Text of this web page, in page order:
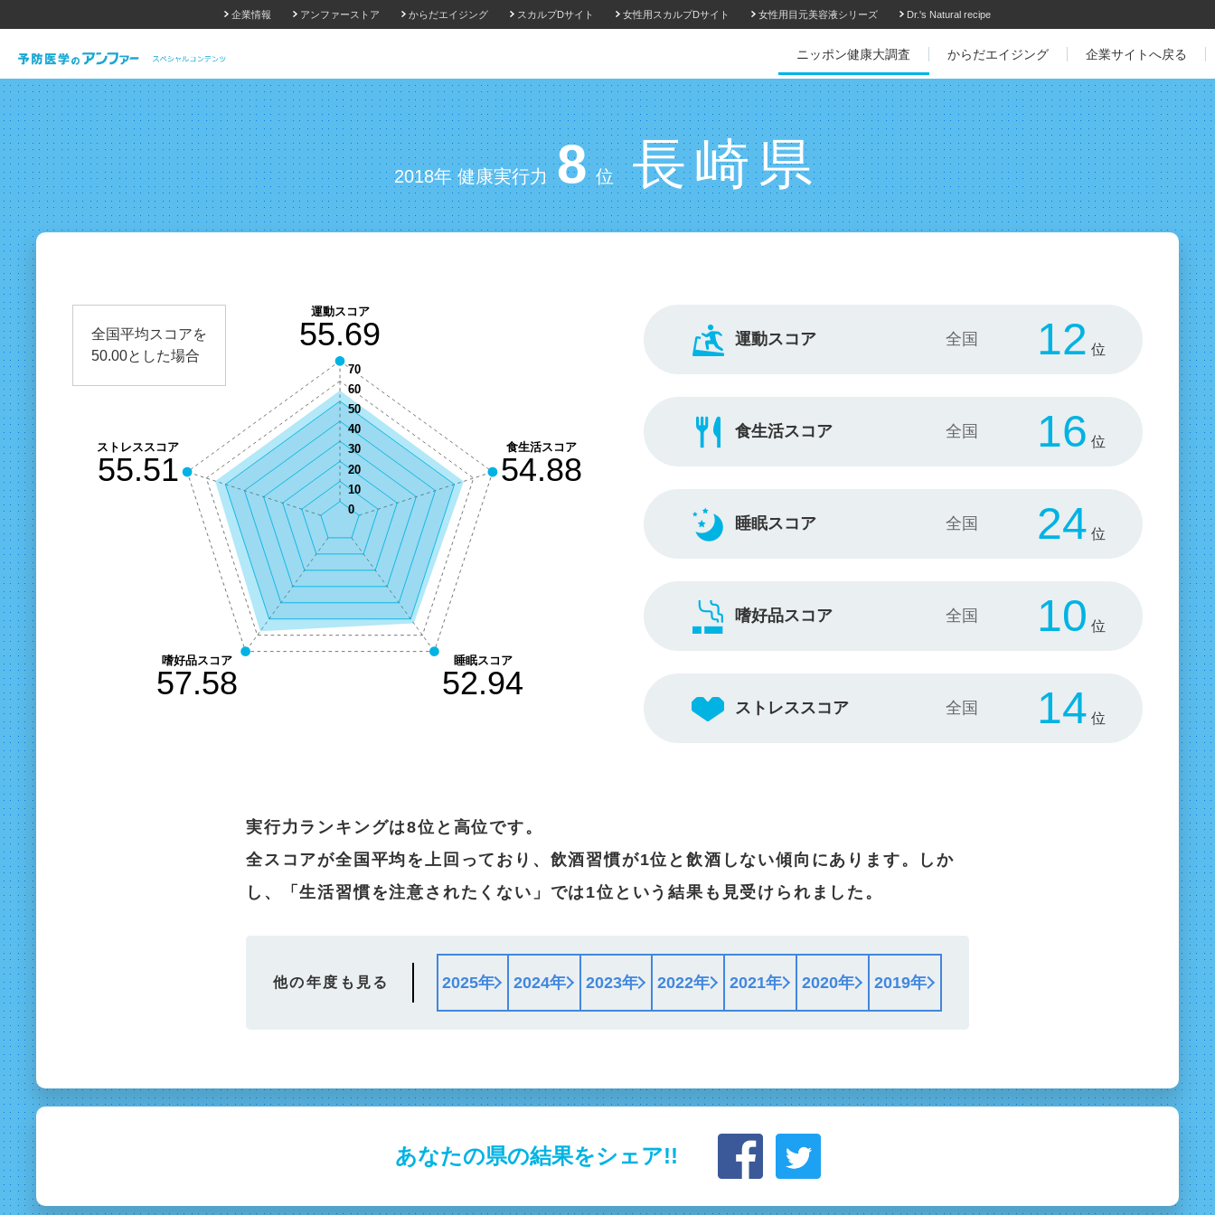
企業情報 アンファーストア からだエイジング スカルプDサイト 女性用スカルプDサイト 女性用目元美容液シリーズ Dr.'s Natural recipe
ニッポン健康大調査 からだエイジング 企業サイトへ戻る
2018年 健康実行力 8 位 長崎県
全国平均スコアを
50.00とした場合
運動スコア 12 位
食生活スコア 16 位
睡眠スコア 24 位
嗜好品スコア 10 位
ストレススコア 14 位
実行力ランキングは8位と高位です。
全スコアが全国平均を上回っており、飲酒習慣が1位と飲酒しない傾向にあります。しか
し、「生活習慣を注意されたくない」では1位という結果も見受けられました。
他の年度も見る 2025年 2024年 2023年 2022年 2021年 2020年 2019年
あなたの県の結果をシェア!!